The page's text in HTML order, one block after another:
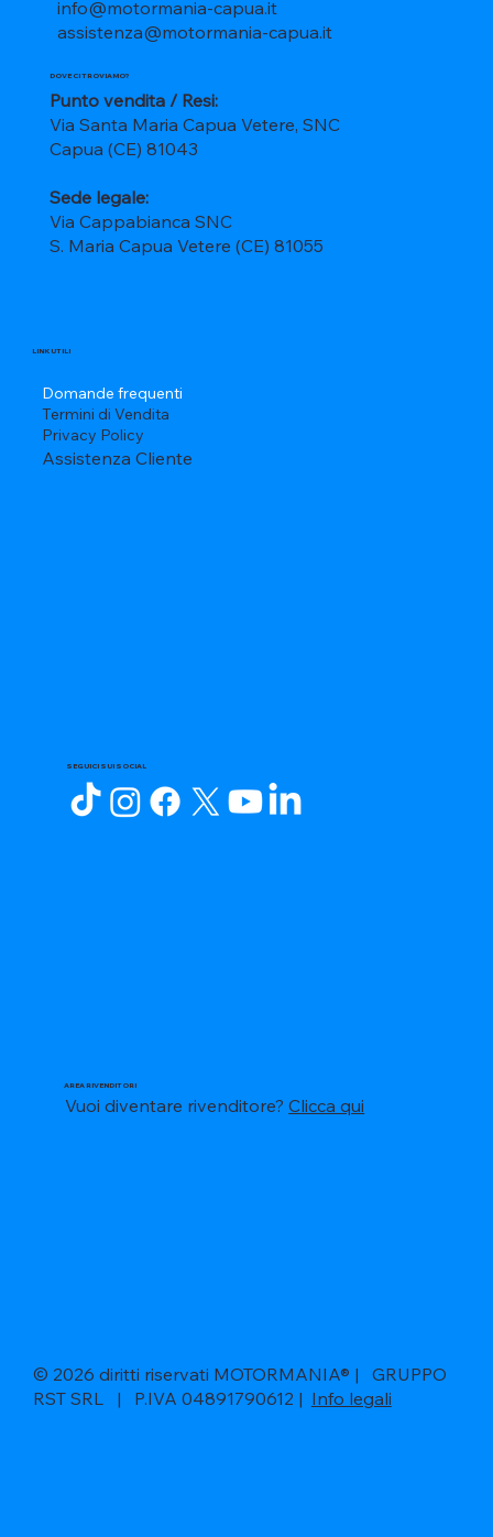
info@motormania-capua.it
assistenza@motormania-capua.it
DOVE CI TROVIAMO?
Punto vendita / Resi:
Via Santa Maria Capua Vetere, SNC
Capua (CE) 81043
Sede legale:
Via Cappabianca SNC
S. Maria Capua Vetere (CE) 81055
LINK UTILI
Domande frequenti
Termini di Vendita
Privacy Policy
Assistenza Cliente
SEGUICI SUI SOCIAL
AREA RIVENDITORI
Vuoi diventare rivenditore?Clicca qui
© 2026 diritti riservati MOTORMANIA® | GRUPPO
RST SRL | P.IVA 04891790612 | Info legali